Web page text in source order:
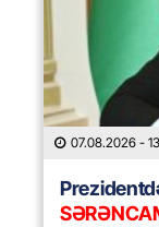
07.08.2026 -